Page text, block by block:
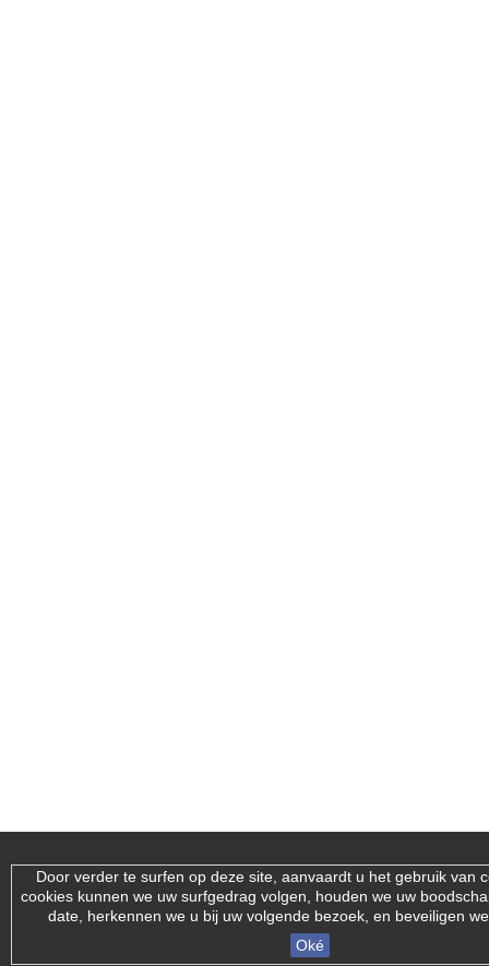
Door verder te surfen op deze site, aanvaardt u het gebruik van
cookies kunnen we uw surfgedrag volgen, houden we uw
date, herkennen we u bij uw volgende bezoek, en beveiligen
Oké